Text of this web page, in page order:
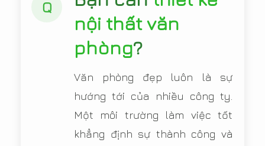
Q
nội thất văn
phòng?
Văn phòng đẹp luôn là sự
hướng tới của nhiều công ty.
Một môi trường làm việc tốt
khẳng định sự thành công và